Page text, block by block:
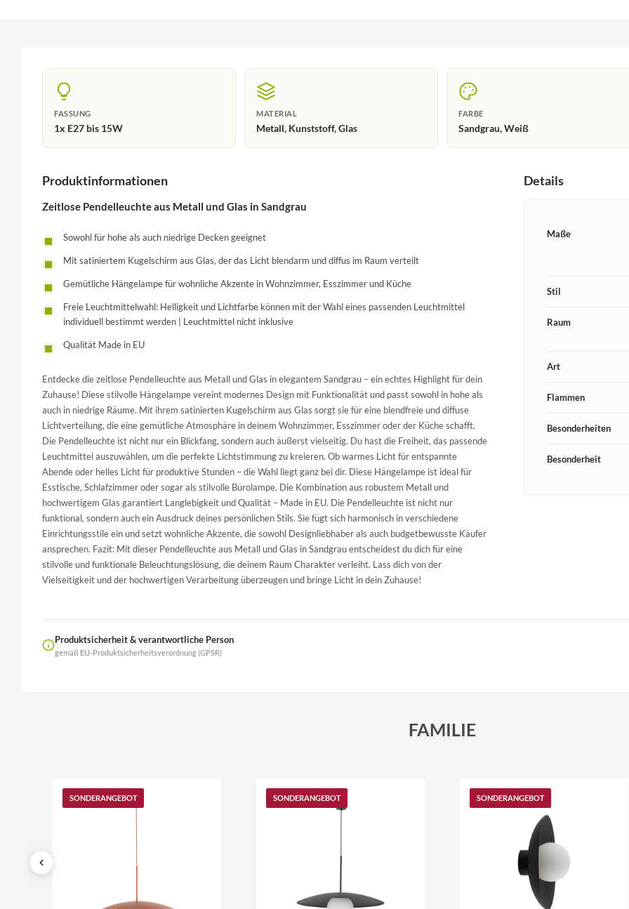
FASSUNG
1x E27 bis 15W
MATERIAL
Metall, Kunststoff, Glas
FARBE
Sandgrau, Weiß
Produktinformationen
Zeitlose Pendelleuchte aus Metall und Glas in Sandgrau
Sowohl für hohe als auch niedrige Decken geeignet
Mit satiniertem Kugelschirm aus Glas, der das Licht blendarm und diffus im Raum verteilt
Gemütliche Hängelampe für wohnliche Akzente in Wohnzimmer, Esszimmer und Küche
Freie Leuchtmittelwahl: Helligkeit und Lichtfarbe können mit der Wahl eines passenden Leuchtmittel
individuell bestimmt werden | Leuchtmittel nicht inklusive
Qualität Made in EU
Entdecke die zeitlose Pendelleuchte aus Metall und Glas in elegantem Sandgrau – ein echtes Highlight für dein
Zuhause! Diese stilvolle Hängelampe vereint modernes Design mit Funktionalität und passt sowohl in hohe als
auch in niedrige Räume. Mit ihrem satinierten Kugelschirm aus Glas sorgt sie für eine blendfreie und diffuse
Lichtverteilung, die eine gemütliche Atmosphäre in deinem Wohnzimmer, Esszimmer oder der Küche schafft.
Die Pendelleuchte ist nicht nur ein Blickfang, sondern auch äußerst vielseitig. Du hast die Freiheit, das passende
Leuchtmittel auszuwählen, um die perfekte Lichtstimmung zu kreieren. Ob warmes Licht für entspannte
Abende oder helles Licht für produktive Stunden – die Wahl liegt ganz bei dir. Diese Hängelampe ist ideal für
Esstische, Schlafzimmer oder sogar als stilvolle Bürolampe. Die Kombination aus robustem Metall und
hochwertigem Glas garantiert Langlebigkeit und Qualität – Made in EU. Die Pendelleuchte ist nicht nur
funktional, sondern auch ein Ausdruck deines persönlichen Stils. Sie fügt sich harmonisch in verschiedene
Einrichtungsstile ein und setzt wohnliche Akzente, die sowohl Designliebhaber als auch budgetbewusste Käufer
ansprechen. Fazit: Mit dieser Pendelleuchte aus Metall und Glas in Sandgrau entscheidest du dich für eine
stilvolle und funktionale Beleuchtungslösung, die deinem Raum Charakter verleiht. Lass dich von der
Vielseitigkeit und der hochwertigen Verarbeitung überzeugen und bringe Licht in dein Zuhause!
Details
Maße
Stil
Raum
Art
Flammen
Besonderheiten
Besonderheit
Produktsicherheit & verantwortliche Person
gemäß EU-Produktsicherheitsverordnung (GPSR)
FAMILIE
SONDERANGEBOT SONDERANGEBOT SONDERANGEBOT